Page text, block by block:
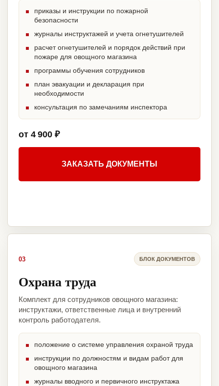
приказы и инструкции по пожарной
безопасности
журналы инструктажей и учета огнетушителей
расчет огнетушителей и порядок действий при
пожаре для овощного магазина
программы обучения сотрудников
план эвакуации и декларация при
необходимости
консультация по замечаниям инспектора
от 4 900 ₽
ЗАКАЗАТЬ ДОКУМЕНТЫ
03 БЛОК ДОКУМЕНТОВ
Охрана труда
Комплект для сотрудников овощного магазина:
инструктажи, ответственные лица и внутренний
контроль работодателя.
положение о системе управления охраной труда
инструкции по должностям и видам работ для
овощного магазина
журналы вводного и первичного инструктажа